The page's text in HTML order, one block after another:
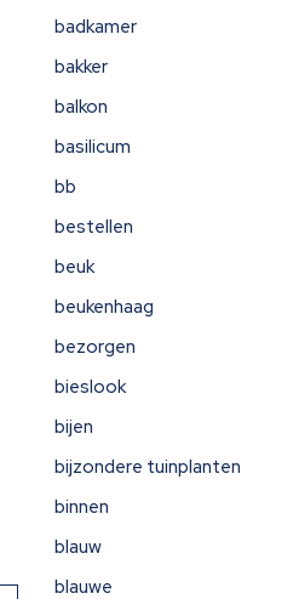
badkamer
bakker
balkon
basilicum
bb
bestellen
beuk
beukenhaag
bezorgen
bieslook
bijen
bijzondere tuinplanten
binnen
blauw
blauwe